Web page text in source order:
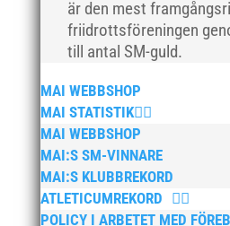
är den mest
friidrottsföreningen
till antal SM-guld.
MAI WEBBSHOP
MAI STATISTIK
MAI WEBBSHOP
MAI:S SM-VINNARE
MAI:S KLUBBREKORD
ATLETICUMREKORD
POLICY I ARBETET MED